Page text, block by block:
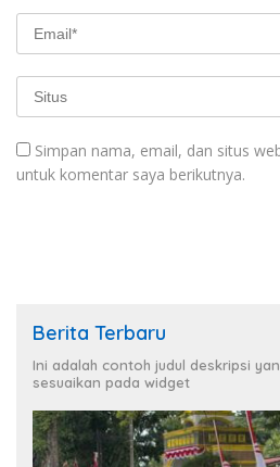
Simpan nama, email, dan situs
untuk komentar saya berikutnya.
Berita Terbaru
Ini adalah contoh judul deskripsi
sesuaikan pada widget